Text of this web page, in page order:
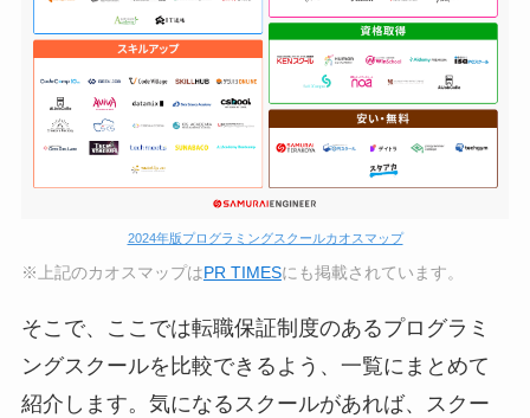
2024年版プログラミングスクールカオスマップ
※上記のカオスマップはPR TIMESにも掲載されています。
そこで、ここでは転職保証制度のあるプログラミ
ングスクールを比較できるよう、一覧にまとめて
紹介します。気になるスクールがあれば、スクー